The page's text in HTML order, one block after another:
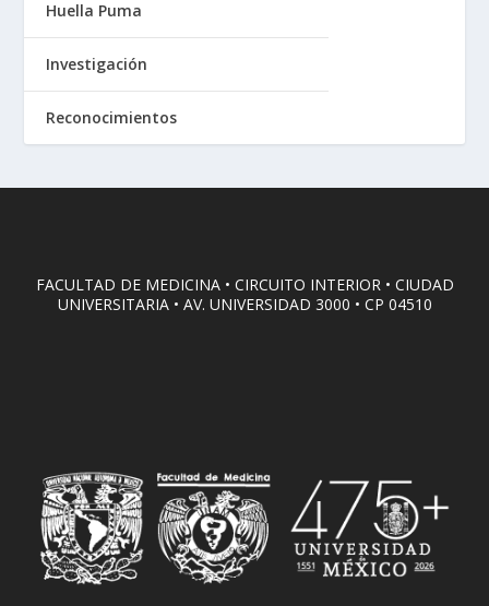
Huella Puma
Investigación
Reconocimientos
FACULTAD DE MEDICINA • CIRCUITO INTERIOR • CIUDAD
UNIVERSITARIA • AV. UNIVERSIDAD 3000 • CP 04510